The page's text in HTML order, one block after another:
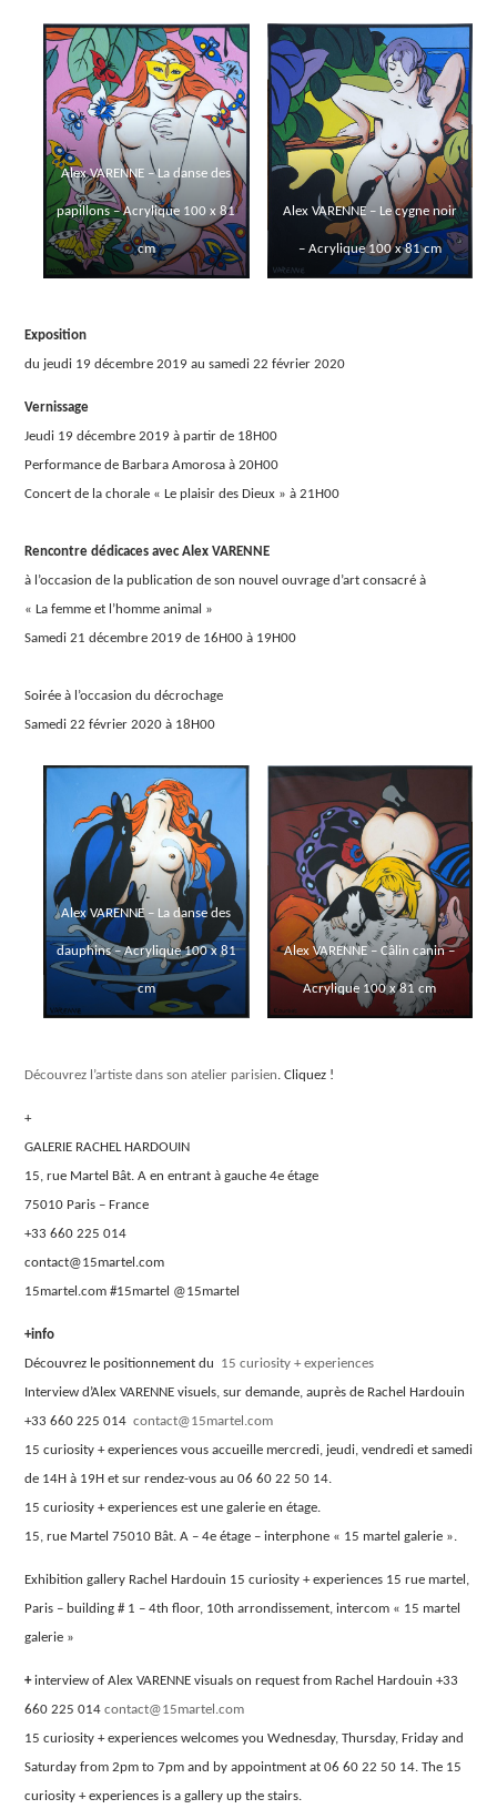
Alex VARENNE – La danse des
papillons – Acrylique 100 x 81
cm
Alex VARENNE – Le cygne noir
– Acrylique 100 x 81 cm
Exposition
du jeudi 19 décembre 2019 au samedi 22 février 2020
Vernissage
Jeudi 19 décembre 2019 à partir de 18H00
Performance de Barbara Amorosa à 20H00
Concert de la chorale « Le plaisir des Dieux » à 21H00
Rencontre dédicaces avec Alex VARENNE
à l’occasion de la publication de son nouvel ouvrage d’art consacré à
« La femme et l’homme animal »
Samedi 21 décembre 2019 de 16H00 à 19H00
Soirée à l’occasion du décrochage
Samedi 22 février 2020 à 18H00
Alex VARENNE – La danse des
dauphins – Acrylique 100 x 81
cm
Alex VARENNE – Câlin canin –
Acrylique 100 x 81 cm
Découvrez l’artiste dans son atelier parisien. Cliquez !
+
GALERIE RACHEL HARDOUIN
15, rue Martel Bât. A en entrant à gauche 4e étage
75010 Paris – France
+33 660 225 014
contact@15martel.com
15martel.com #15martel @15martel
+info
Découvrez le positionnement du
15 curiosity + experiences
Interview d’Alex VARENNE visuels, sur demande, auprès de Rachel Hardouin
+33 660 225 014 contact@15martel.com
15 curiosity + experiences vous accueille mercredi, jeudi, vendredi et samedi
de 14H à 19H et sur rendez-vous au 06 60 22 50 14.
15 curiosity + experiences est une galerie en étage.
15, rue Martel 75010 Bât. A – 4e étage – interphone « 15 martel galerie ».
Exhibition gallery Rachel Hardouin 15 curiosity + experiences 15 rue martel,
Paris – building # 1 – 4th floor, 10th arrondissement, intercom « 15 martel
galerie »
+interview of Alex VARENNE visuals on request from Rachel Hardouin +33
660 225 014 contact@15martel.com
15 curiosity + experiences welcomes you Wednesday, Thursday, Friday and
Saturday from 2pm to 7pm and by appointment at 06 60 22 50 14. The 15
curiosity + experiences is a gallery up the stairs.